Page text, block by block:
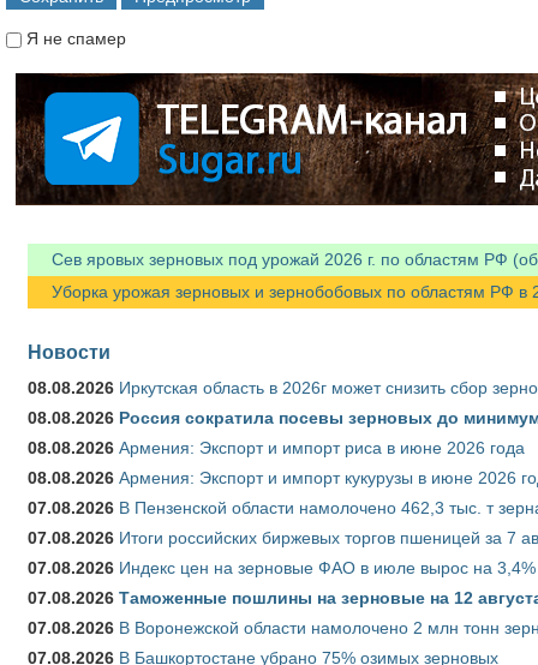
Я не спамер
Сев яровых зерновых под урожай 2026 г. по областям РФ
Уборка урожая зерновых и зернобобовых по областям РФ в
Новости
08.08.2026 Иркутская область в 2026г может снизить сбор
08.08.2026 Россия сократила посевы зерновых до
08.08.2026 Армения: Экспорт и импорт риса в июне 2026 года
08.08.2026 Армения: Экспорт и импорт кукурузы в июне 2026
07.08.2026 В Пензенской области намолочено 462,3 тыс. т
07.08.2026 Итоги российских биржевых торгов пшеницей за 7
07.08.2026 Индекс цен на зерновые ФАО в июле вырос на 3,4%
07.08.2026 Таможенные пошлины на зерновые на 12
07.08.2026 В Воронежской области намолочено 2 млн тонн
07.08.2026 В Башкортостане убрано 75% озимых зерновых